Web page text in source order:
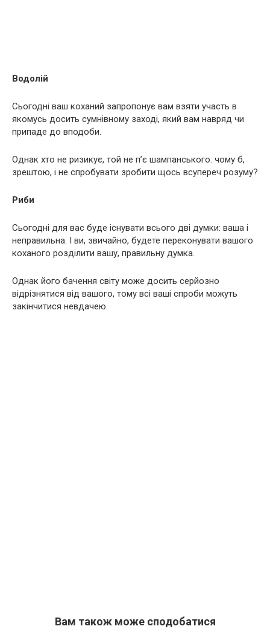
Водолій
Сьогодні ваш коханий запропонує вам взяти участь в
якомусь досить сумнівному заході, який вам навряд чи
припаде до вподоби.
Однак хто не ризикує, той не п’є шампанського: чому б,
зрештою, і не спробувати зробити щось всупереч розуму?
Риби
Сьогодні для вас буде існувати всього дві думки: ваша і
неправильна. І ви, звичайно, будете переконувати вашого
коханого розділити вашу, правильну думка.
Однак його бачення світу може досить серйозно
відрізнятися від вашого, тому всі ваші спроби можуть
закінчитися невдачею.
Вам також може сподобатися